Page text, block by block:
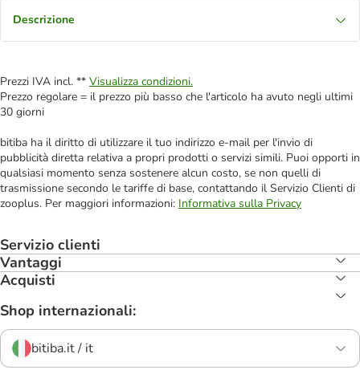
Descrizione
Prezzi IVA incl. ** Visualizza condizioni.
Prezzo regolare = il prezzo più basso che l'articolo ha avuto negli ultimi
30 giorni
bitiba ha il diritto di utilizzare il tuo indirizzo e-mail per l'invio di
pubblicità diretta relativa a propri prodotti o servizi simili. Puoi opporti in
qualsiasi momento senza sostenere alcun costo, se non quelli di
trasmissione secondo le tariffe di base, contattando il Servizio Clienti di
zooplus. Per maggiori informazioni: Informativa sulla Privacy
Servizio clienti
Vantaggi
Acquisti
Shop internazionali:
bitiba.it / it